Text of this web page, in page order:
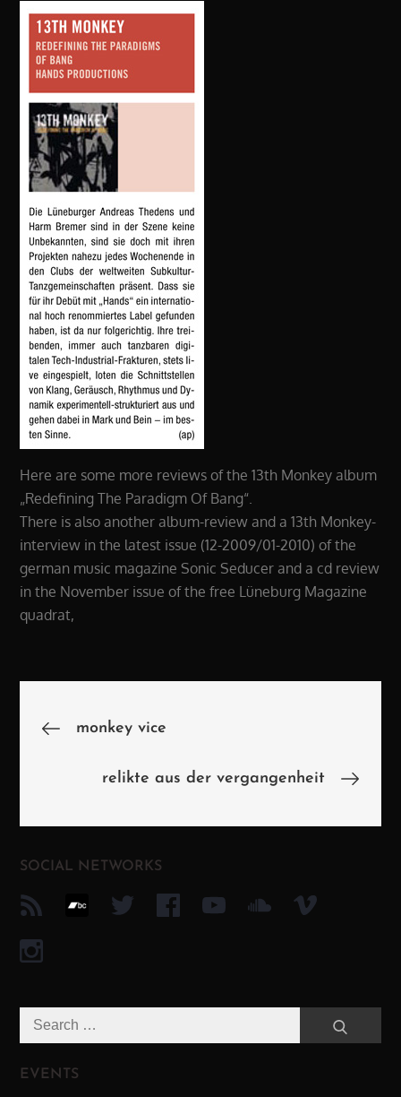
Here are some more reviews of the 13th Monkey album
„Redefining The Paradigm Of Bang“.
There is also another album-review and a 13th Monkey-
interview in the latest issue (12-2009/01-2010) of the
german music magazine Sonic Seducer and a cd review
in the November issue of the free Lüneburg Magazine
quadrat,
Beitragsnavigation
monkey vice
relikte aus der vergangenheit
SOCIAL NETWORKS
Search
for:
EVENTS